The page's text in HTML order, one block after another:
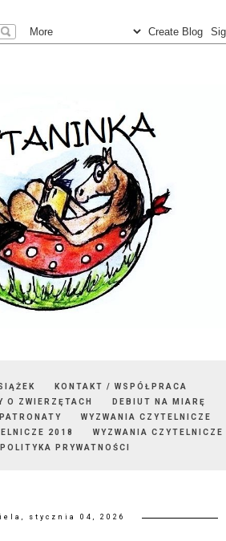
KONTAKT / WSPÓŁPRACA
O ZWIERZĘTACH
DEBIUT NA MIARĘ
PATRONATY
WYZWANIA CZYTELNICZE
2018
WYZWANIA CZYTELNICZE
POLITYKA PRYWATNOŚCI
stycznia 04, 2026